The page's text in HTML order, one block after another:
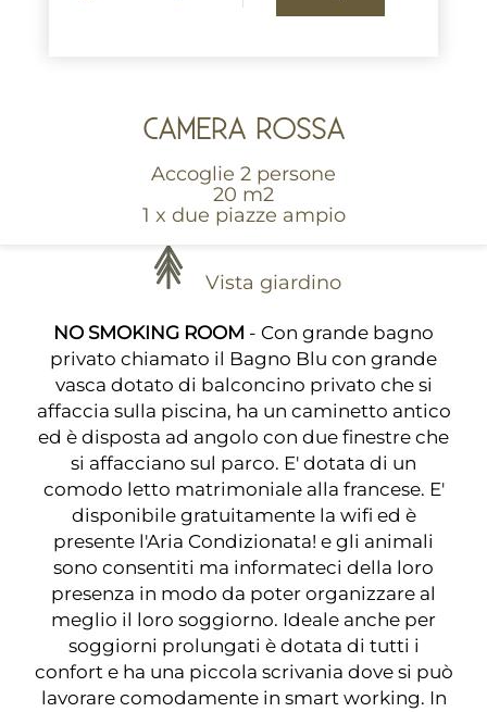
CAMERA ROSSA
Accoglie 2 persone
20 m2
1 x due piazze ampio
Vista giardino
NO SMOKING ROOM - Con grande bagno
privato chiamato il Bagno Blu con grande
vasca dotato di balconcino privato che si
affaccia sulla piscina, ha un caminetto antico
ed è disposta ad angolo con due finestre che
si affacciano sul parco. E' dotata di un
comodo letto matrimoniale alla francese. E'
disponibile gratuitamente la wifi ed è
presente l'Aria Condizionata! e gli animali
sono consentiti ma informateci della loro
presenza in modo da poter organizzare al
meglio il loro soggiorno. Ideale anche per
soggiorni prolungati è dotata di tutti i
confort e ha una piccola scrivania dove si può
lavorare comodamente in smart working. In